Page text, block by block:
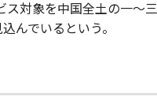
ス対象を中国全土の一～三
んでいるという。